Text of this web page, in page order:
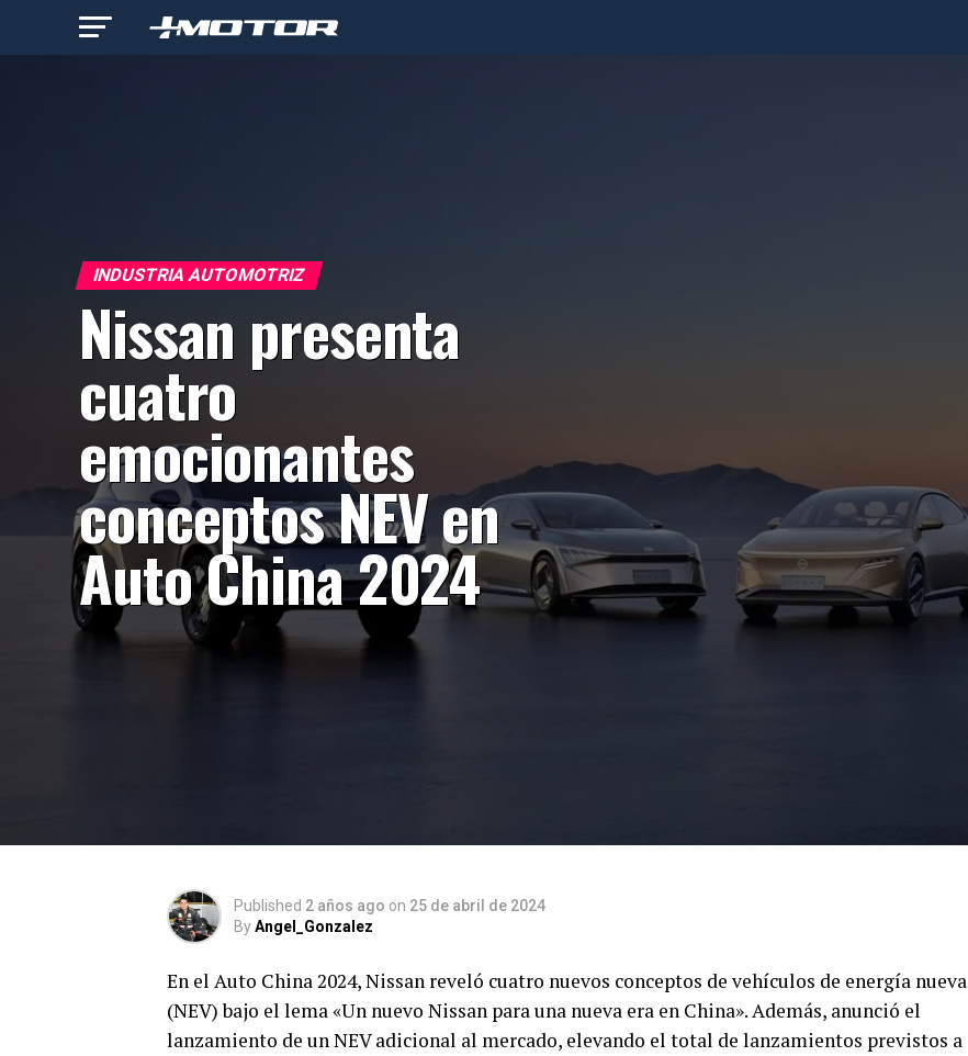
INDUSTRIA AUTOMOTRIZ
Nissan presenta
cuatro
emocionantes
conceptos NEV en
Auto China 2024
Published 2 años ago on 25 de abril de 2024
ByAngel_Gonzalez
En el Auto China 2024, Nissan reveló cuatro nuevos conceptos de vehículos de energía nueva
(NEV) bajo el lema «Un nuevo Nissan para una nueva era en China». Además, anunció el
lanzamiento de un NEV adicional al mercado, elevando el total de lanzamientos previstos a